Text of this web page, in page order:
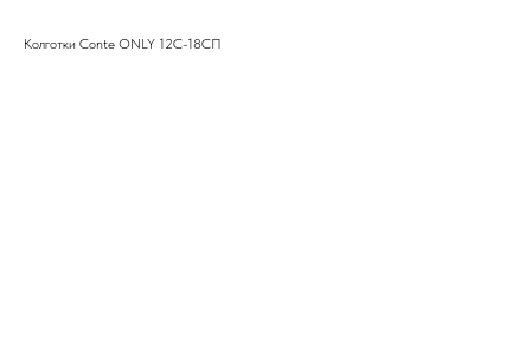
Колготки Conte ONLY 12С-18СП